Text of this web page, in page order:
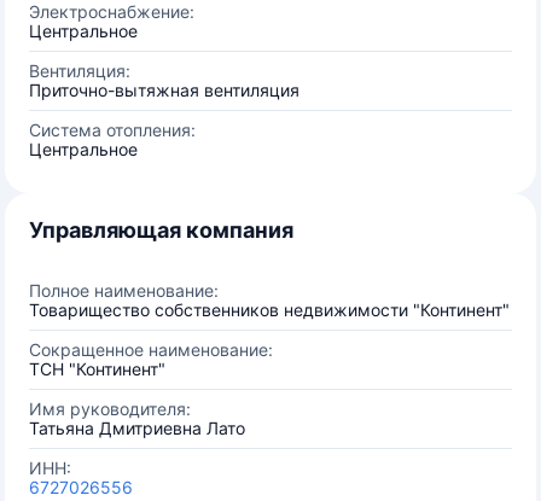
Электроснабжение:
Центральное
Вентиляция:
Приточно-вытяжная вентиляция
Система отопления:
Центральное
Управляющая компания
Полное наименование:
Товарищество собственников недвижимости "Континент"
Сокращенное наименование:
ТСН "Континент"
Имя руководителя:
Татьяна Дмитриевна Лато
ИНН:
6727026556